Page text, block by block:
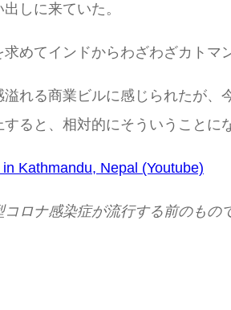
しに来ていた。
求めてインドからわざわざカト
溢れる商業ビルに感じられたが
すると、相対的にそういうことに
Kathmandu, Nepal (Youtube)
コロナ感染症が流行する前のもの